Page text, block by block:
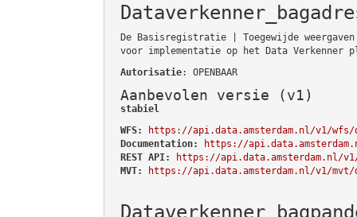
De Basisregistratie | Toegewijde
voor implementatie op het Data Verkenner
Autorisatie: OPENBAAR
Aanbevolen versie (v1)
stabiel
WFS:
https://api.data.amsterdam.nl/v1/wfs/
Documentation:
https://
REST API:
https://api.data.amsterdam.nl/
MVT:
https://api.data.amsterdam.nl/v1/mvt/